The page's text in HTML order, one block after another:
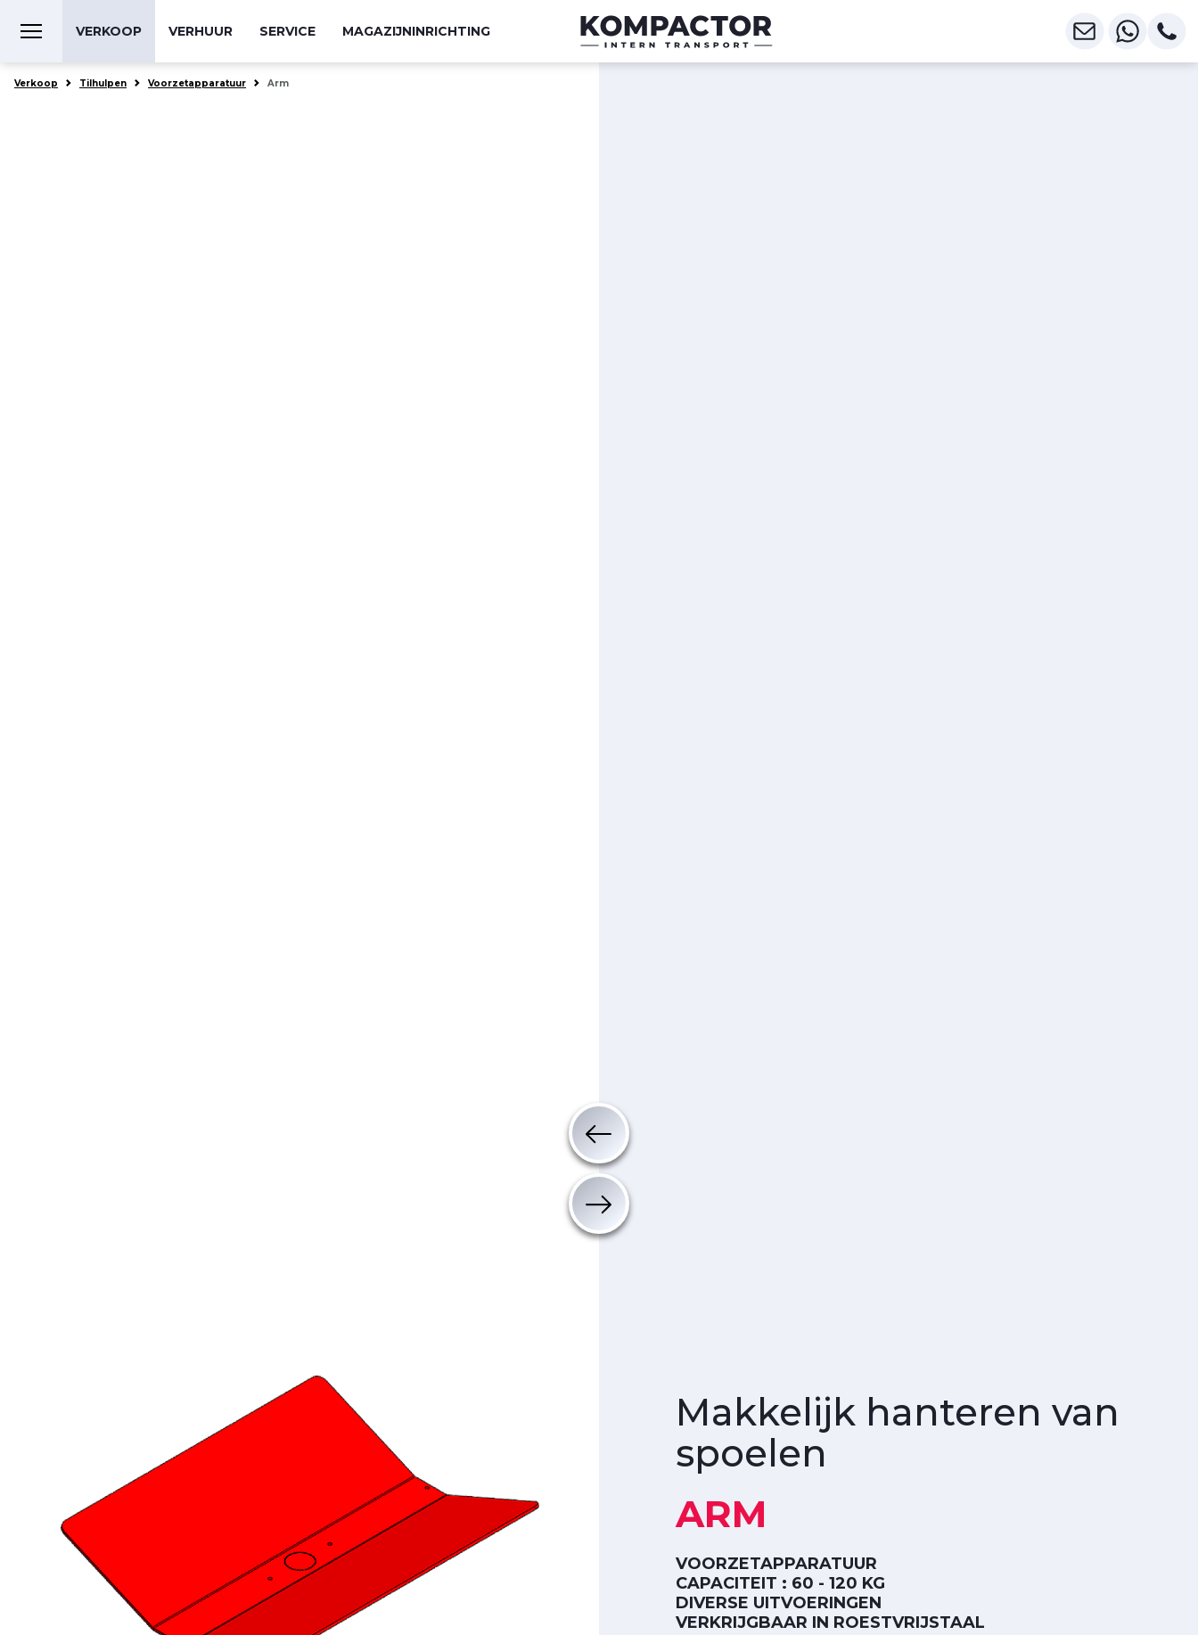
VERKOOP VERHUUR SERVICE MAGAZIJNINRICHTING
Verkoop Tilhulpen Voorzetapparatuur Arm
Makkelijk hanteren van
spoelen
ARM
VOORZETAPPARATUUR
CAPACITEIT : 60 - 120 KG
DIVERSE UITVOERINGEN
VERKRIJGBAAR IN ROESTVRIJSTAAL